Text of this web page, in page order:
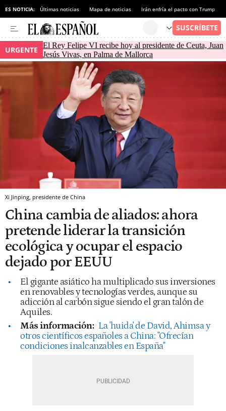
ES NOTICIA: Últimas noticias Mapa de noticias Irán enfría el pacto con Trump
URGENTE
El Rey Felipe VI recibe hoy al presidente de Ceuta, Juan
Jesús Vivas, en Palma de Mallorca
Xi Jinping, presidente de China
China cambia de aliados: ahora
pretende liderar la transición
ecológica y ocupar el espacio
dejado por EEUU
El gigante asiático ha multiplicado sus inversiones
en renovables y tecnologías verdes, aunque su
adicción al carbón sigue siendo el gran talón de
Aquiles.
Más información: La 'huida' de David, Ahimsa y
otros científicos españoles a China: "Ofrecían
condiciones inalcanzables en España"